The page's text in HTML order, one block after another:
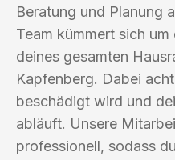
Beratung und Planung
Team kümmert sich
deines gesamten
Kapfenberg. Dabei
beschädigt wird und
abläuft. Unsere
professionell, sodass